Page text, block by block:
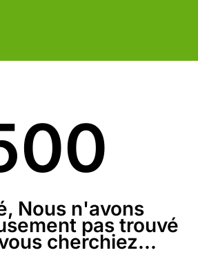
500
Nous n'avons
pas trouvé
cherchiez...